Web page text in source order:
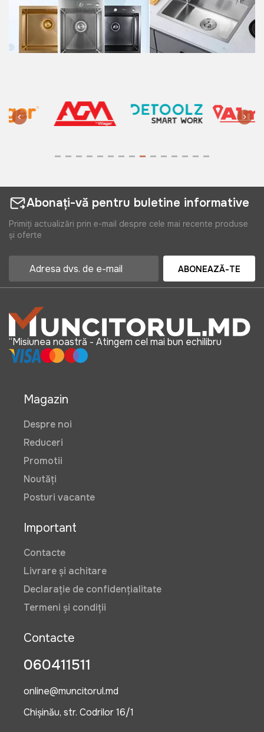
Abonați-vă pentru buletine informative
Primiți actualizări prin e-mail despre cele mai recente produse
și oferte
ABONEAZĂ-TE
“Misiunea noastră - Atingem cel mai bun echilibru
Magazin
Despre noi
Reduceri
Promotii
Noutăți
Posturi vacante
Important
Contacte
Livrare și achitare
Declarație de confidențialitate
Termeni și condiții
Contacte
060411511
online@muncitorul.md
Chișinău, str. Codrilor 16/1